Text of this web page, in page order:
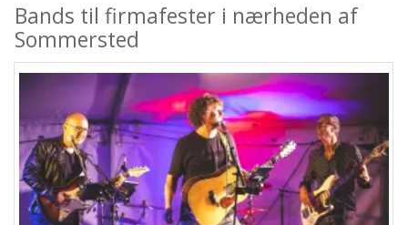
Bands til firmafester i nærheden af
Sommersted